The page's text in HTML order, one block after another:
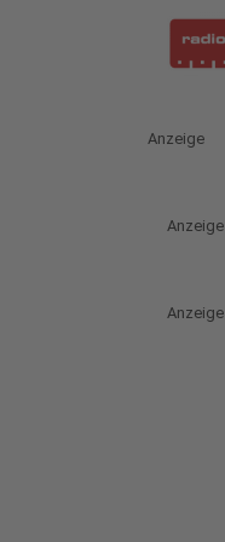
Anzeige
Anzeige
Anzeige